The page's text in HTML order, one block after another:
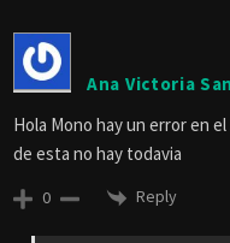
Ana Victoria
Hola Mono hay un error en
de esta no hay todavia
0 Reply